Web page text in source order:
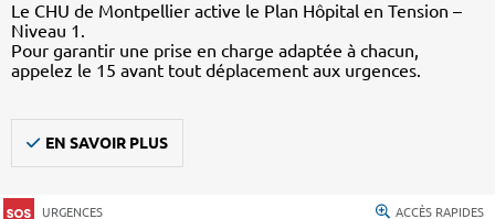
Le CHU de Montpellier active le Plan Hôpital en Tension –
Niveau 1.
Pour garantir une prise en charge adaptée à chacun,
appelez le 15 avant tout déplacement aux urgences.
EN SAVOIR PLUS
URGENCES ACCÈS RAPIDES